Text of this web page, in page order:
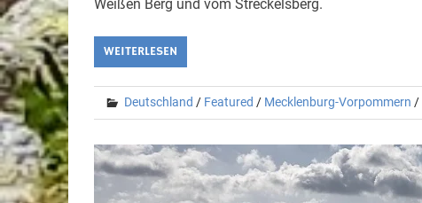
Weißen Berg und vom Streckelsberg.
WEITERLESEN
Deutschland / Featured / Mecklenburg-Vorpommern /